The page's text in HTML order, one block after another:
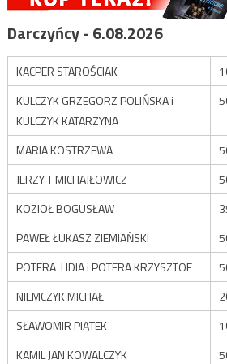
Darczyńcy - 6.08.2026
KACPER STAROŚCIAK
KULCZYK GRZEGORZ POLIŃSKA i
KULCZYK KATARZYNA
MARIA KOSTRZEWA
JERZY T MICHAJŁOWICZ
KOZIOŁ BOGUSŁAW
PAWEŁ ŁUKASZ ZIEMIAŃSKI
POTERA LIDIA i POTERA KRZYSZTOF
NIEMCZYK MICHAŁ
SŁAWOMIR PIĄTEK
KAMIL JAN KOWALCZYK